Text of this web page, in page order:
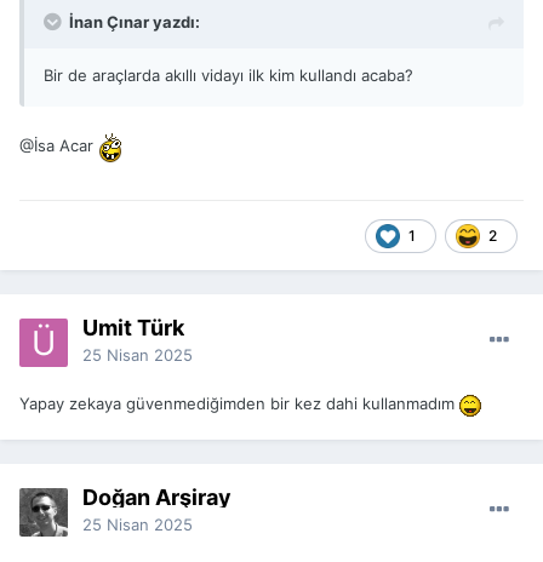
İnan Çınar yazdı:
Bir de araçlarda akıllı vidayı ilk kim kullandı acaba?
@İsa Acar
1 2
Ümit Türk
25 Nisan 2025
Yapay zekaya güvenmediğimden bir kez dahi kullanmadım
Doğan Arşiray
25 Nisan 2025